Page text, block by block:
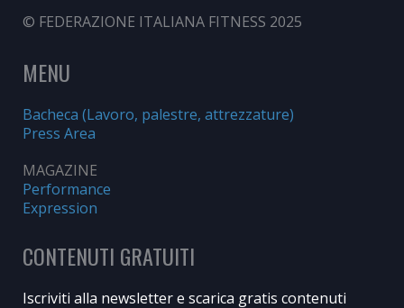
© FEDERAZIONE ITALIANA FITNESS 2025
MENU
Bacheca (Lavoro, palestre, attrezzature)
Press Area
MAGAZINE
Performance
Expression
CONTENUTI GRATUITI
Iscriviti alla newsletter e scarica gratis contenuti